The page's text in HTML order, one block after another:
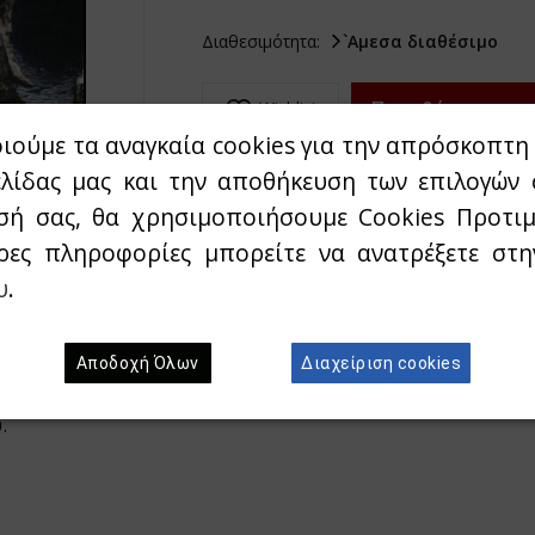
Διαθεσιμότητα: `Αμεσα διαθέσιμο
Wishlist Προσθήκη στο
την κοινωνική αδικία, αλλά και ένας ύμνος στη
περιγράφει τη Γαλλία των εξαθλιωμένων και
τα αναγκαία cookies για την απρόσκοπτη
μας και την αποθήκευση των
σας, θα χρησιμοποιήσουμε Cookies
πληροφορίες μπορείτε να ανατρέξετε
.
Αποδοχή Όλων Διαχείριση cookies